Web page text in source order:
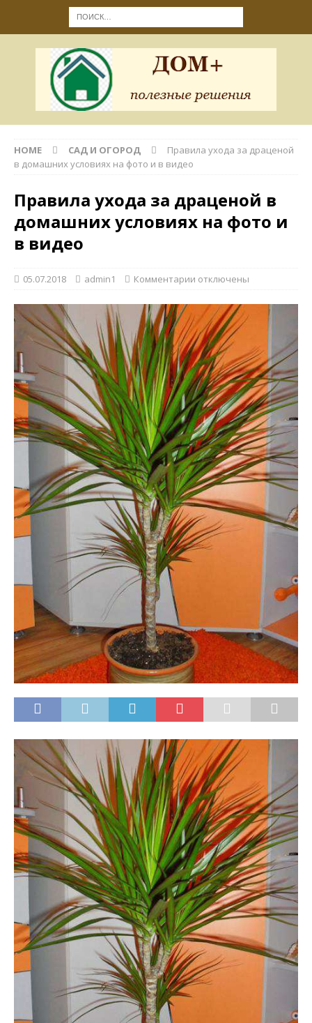
HOME САД И ОГОРОД
Правила ухода за драценой
в домашних условиях на фото и в видео
Правила ухода за драценой в
домашних условиях на фото и
в видео
05.07.2018 admin1 Комментарии отключены